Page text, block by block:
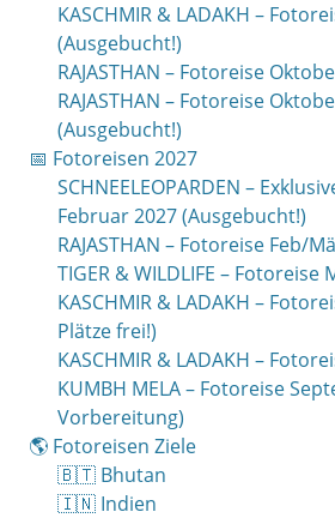
KASCHMIR & LADAKH –
(Ausgebucht!)
RAJASTHAN – Fotoreise
RAJASTHAN – Fotoreise
(Ausgebucht!)
📅 Fotoreisen 2027
SCHNEELEOPARDEN –
Februar 2027 (Ausgebucht!)
RAJASTHAN – Fotoreise Feb/
TIGER & WILDLIFE – Fotoreise
KASCHMIR & LADAKH –
Plätze frei!)
KASCHMIR & LADAKH –
KUMBH MELA – Fotoreise
Vorbereitung)
🌎 Fotoreisen Ziele
🇧🇹 Bhutan
🇮🇳 Indien